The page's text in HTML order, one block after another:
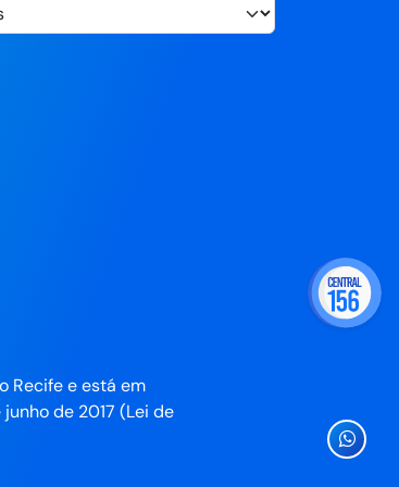
Ícone
Recife e está em
de 2017 (Lei de